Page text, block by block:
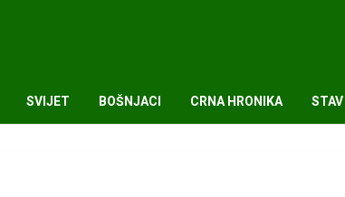
SVIJET BOŠNJACI CRNA HRONIKA STAV